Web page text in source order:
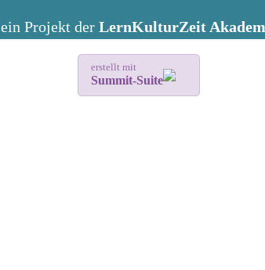
ein Projekt der LernKulturZeit
erstellt mit
Summit-Suite